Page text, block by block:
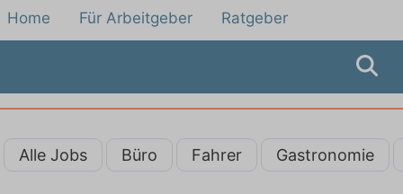
Home Für Arbeitgeber Ratgeber
Alle Jobs Büro Fahrer Gastronomie